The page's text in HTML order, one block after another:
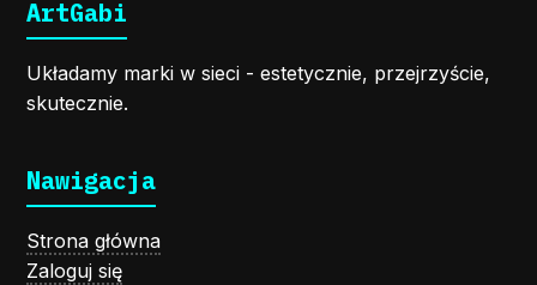
ArtGabi
Układamy marki w sieci - estetycznie, przejrzyście,
skutecznie.
Nawigacja
Strona główna
Zaloguj się